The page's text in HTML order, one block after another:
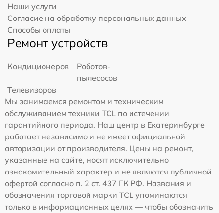
Наши услуги
Согласие на обработку персональных данных
Способы оплаты
Ремонт устройств
Кондиционеров
Роботов-
пылесосов
Телевизоров
Мы занимаемся ремонтом и техническим
обслуживанием техники TCL по истечении
гарантийного периода. Наш центр в Екатеринбурге
работает независимо и не имеет официальной
авторизации от производителя. Цены на ремонт,
указанные на сайте, носят исключительно
ознакомительный характер и не являются публичной
офертой согласно п. 2 ст. 437 ГК РФ. Названия и
обозначения торговой марки TCL упоминаются
только в информационных целях — чтобы обозначить